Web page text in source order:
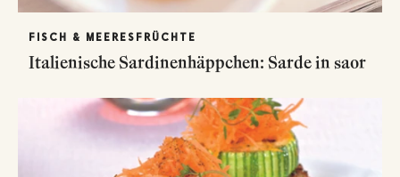
FISCH & MEERESFRÜCHTE
Italienische Sardinenhäppchen: Sarde in saor